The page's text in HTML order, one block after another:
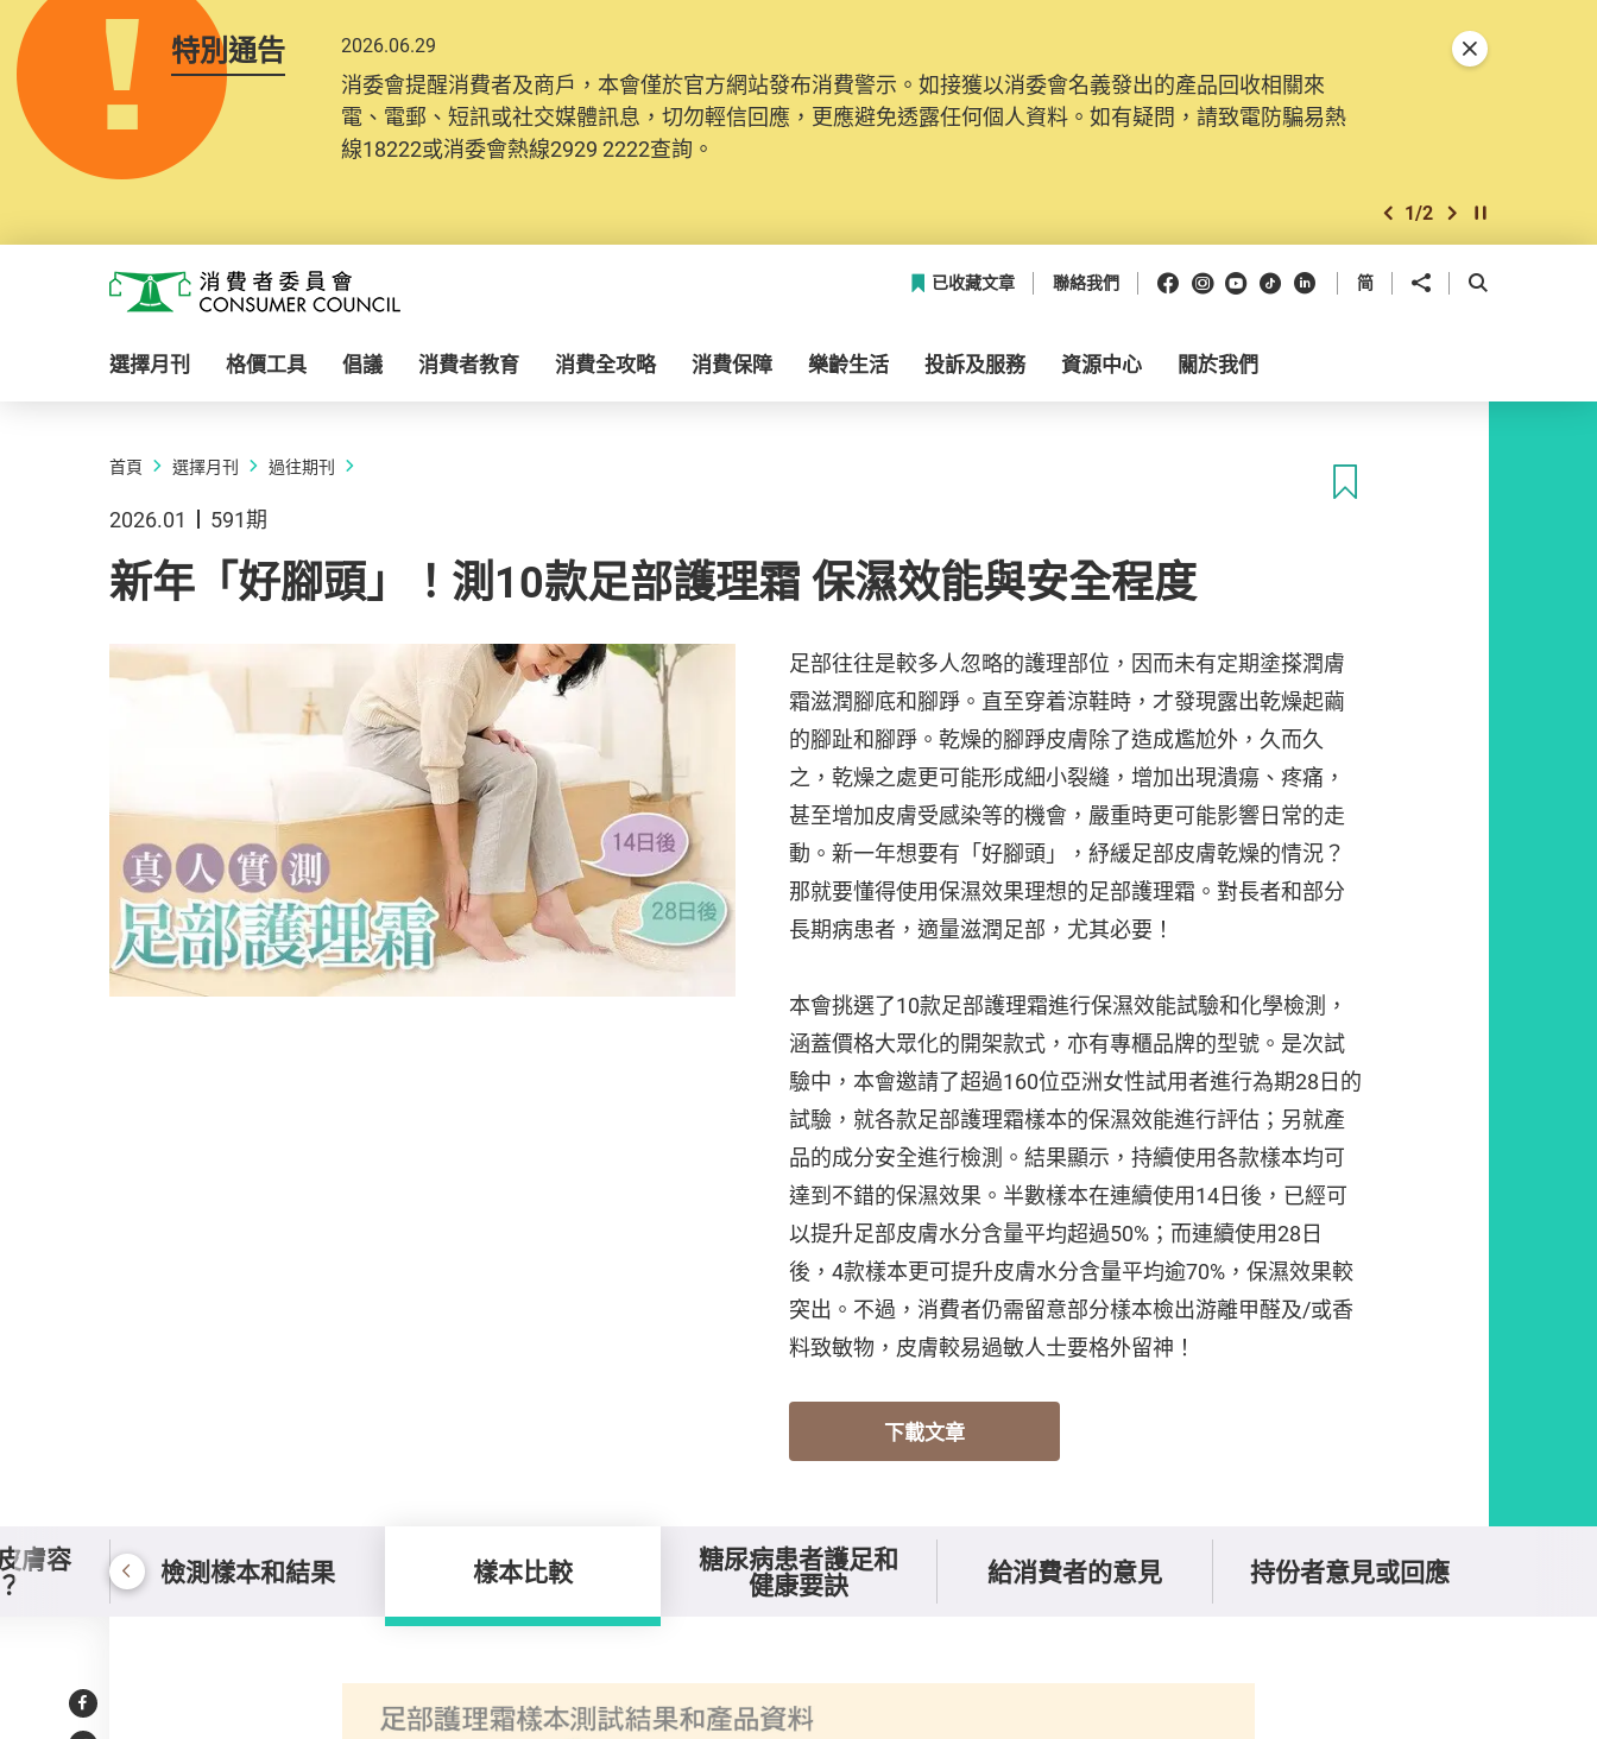
特別通告 2026.06.29
消委會提醒消費者及商戶，本會僅於官方網站發布消費警示。如接獲以消委會名義發出的產品回收相關來
電、電郵、短訊或社交媒體訊息，切勿輕信回應，更應避免透露任何個人資料。如有疑問，請致電防騙易熱
線18222或消委會熱線2929 2222查詢。
上一個
1/2 下一個開始/暫停幻燈
關閉特別通告
消費者委員會
已收藏文章 聯絡我們 Facebook
Instagram
Youtube
抖音領英 简 分享到 開啟搜尋框
選擇月刊 格價工具 倡議 消費者教育 消費全攻略 消費保障 樂齡生活 投訴及服務 資源中心 關於我們
首頁 選擇月刊 過往期刊
2026.01 591期
新年「好腳頭」！測10款足部護理霜 保濕效能與安全程度
足部往往是較多人忽略的護理部位，因而未有定期塗搽潤膚
霜滋潤腳底和腳踭。直至穿着涼鞋時，才發現露出乾燥起繭
的腳趾和腳踭。乾燥的腳踭皮膚除了造成尷尬外，久而久
之，乾燥之處更可能形成細小裂縫，增加出現潰瘍、疼痛，
甚至增加皮膚受感染等的機會，嚴重時更可能影響日常的走
動。新一年想要有「好腳頭」，紓緩足部皮膚乾燥的情況？
那就要懂得使用保濕效果理想的足部護理霜。對長者和部分
長期病患者，適量滋潤足部，尤其必要！
本會挑選了10款足部護理霜進行保濕效能試驗和化學檢測，
涵蓋價格大眾化的開架款式，亦有專櫃品牌的型號。是次試
驗中，本會邀請了超過160位亞洲女性試用者進行為期28日的
試驗，就各款足部護理霜樣本的保濕效能進行評估；另就產
品的成分安全進行檢測。結果顯示，持續使用各款樣本均可
達到不錯的保濕效果。半數樣本在連續使用14日後，已經可
以提升足部皮膚水分含量平均超過50%；而連續使用28日
後，4款樣本更可提升皮膚水分含量平均逾70%，保濕效果較
突出。不過，消費者仍需留意部分樣本檢出游離甲醛及/或香
料致敏物，皮膚較易過敏人士要格外留神！
下載文章
膚容 檢測樣本和結果 樣本比較 糖尿病患者護足和
健康要訣 給消費者的意見 持份者意見或回應
Facebook